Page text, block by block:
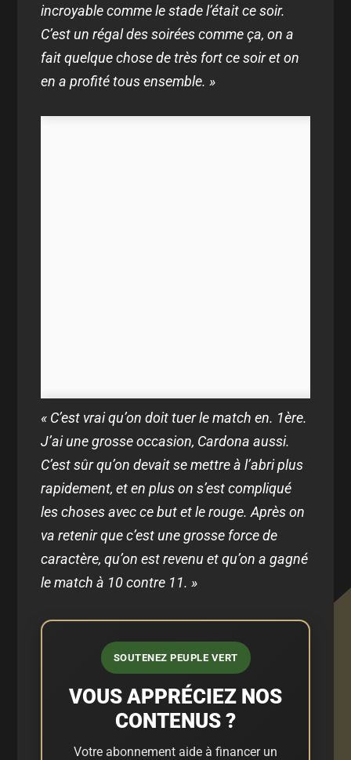
incroyable comme le stade l’était ce soir.
C’est un régal des soirées comme ça, on a
fait quelque chose de très fort ce soir et on
en a profité tous ensemble. »
« C’est vrai qu’on doit tuer le match en. 1ère.
J’ai une grosse occasion, Cardona aussi.
C’est sûr qu’on devait se mettre à l’abri plus
rapidement, et en plus on s’est compliqué
les choses avec ce but et le rouge. Après on
va retenir que c’est une grosse force de
caractère, qu’on est revenu et qu’on a gagné
le match à 10 contre 11. »
SOUTENEZ PEUPLE VERT
VOUS APPRÉCIEZ NOS
CONTENUS ?
Votre abonnement aide à financer un